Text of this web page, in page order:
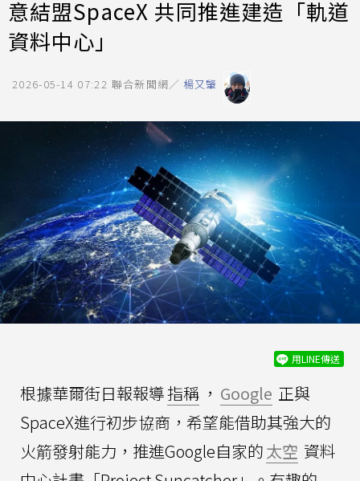
意結盟SpaceX 共同推進建造「軌道
資料中心」
2026-05-14 07:22 聯合新聞網／ 楊又肇
用LINE傳送
根據華爾街日報報導指稱 ， Google 正與
SpaceX進行初步協商，希望能借助其強大的
火箭發射能力，推進Google自家的太空 資料